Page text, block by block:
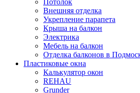
Потолок
Внешняя отделка
Укрепление парапета
Крыша на балкон
Электрика
Мебель на балкон
Отделка балконов в
Пластиковые окна
Калькулятор окон
REHAU
Grunder